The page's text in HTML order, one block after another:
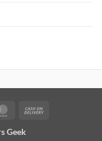
MasterCard
Geek